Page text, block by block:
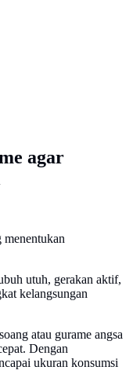
agar
utuh, gerakan aktif,
kelangsungan
atau gurame angsa
Dengan
ukuran konsumsi